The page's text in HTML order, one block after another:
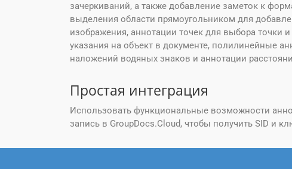
зачеркиваний, а также добавление заметок к
выделения области прямоугольником для
изображения, аннотации точек для выбора точки
указания на объект в документе, полилинейные
наложений водяных знаков и аннотации
Простая интеграция
Использовать функциональные возможности
запись в GroupDocs.Cloud, чтобы получить SID и